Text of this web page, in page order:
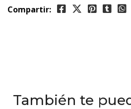
Compartir:
También te